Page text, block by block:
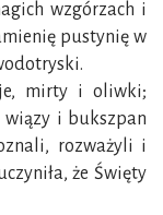
wzgórzach i
pustynię w
mirty i oliwki;
wiązy i bukszpan
rozważyli i
że Święty